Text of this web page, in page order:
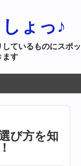
ょっ♪
ているものにスポッ
ます
び方を知